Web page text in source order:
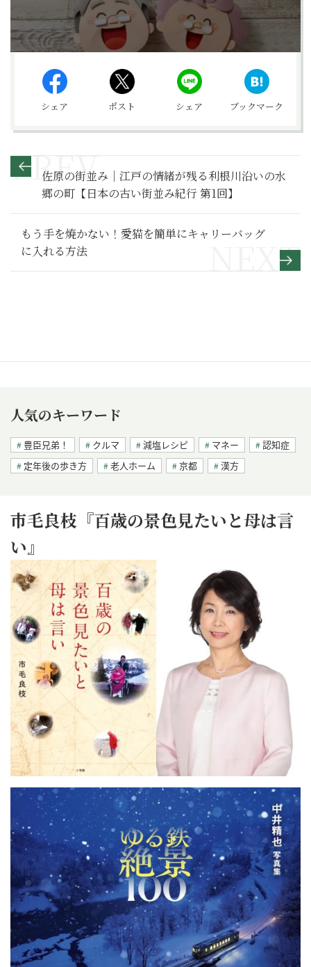
シェア ポスト シェア ブックマーク
佐原の街並み｜江戸の情緒が残る利根川沿いの水
郷の町【日本の古い街並み紀行 第1回】
もう手を焼かない！愛猫を簡単にキャリーバッグ
に入れる方法
人気のキーワード
豊臣兄弟！ クルマ 減塩レシピ マネー
認知症
定年後の歩き方
老人ホーム 京都 漢方
市毛良枝『百歳の景色見たいと母は言
い』